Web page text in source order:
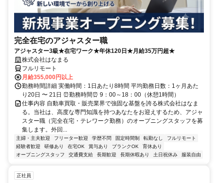
完全在宅のアジャスター職
アジャスター3級★在宅ワーク★年休120日★月給35万円超★
株式会社はなまる
フルリモート
月給355,000円以上
勤務時間詳細 実働時間：1日あたり8時間 平均勤務日数：1ヶ月あた
り20日 〜 21日 ⏰勤務時間⏰ 9：00～18：00（休憩1時間）
仕事内容 自動車買取・販売業界で強固な基盤を誇る株式会社はなま
る。当社は、高度な専門知識を持つあなたをお迎えするため、アジャ
スター職（完全在宅・テレワーク勤務）のオープニングスタッフを募
集します。外回...
主婦・主夫歓迎 フリーター歓迎 学歴不問 固定時間制 転勤なし
フルリモート
経験者歓迎
研修あり 在宅OK 賞与あり ブランクOK
育休あり
オープニングスタッフ
交通費支給 長期歓迎 長期休暇あり 土日祝休み 服装自由
正社員